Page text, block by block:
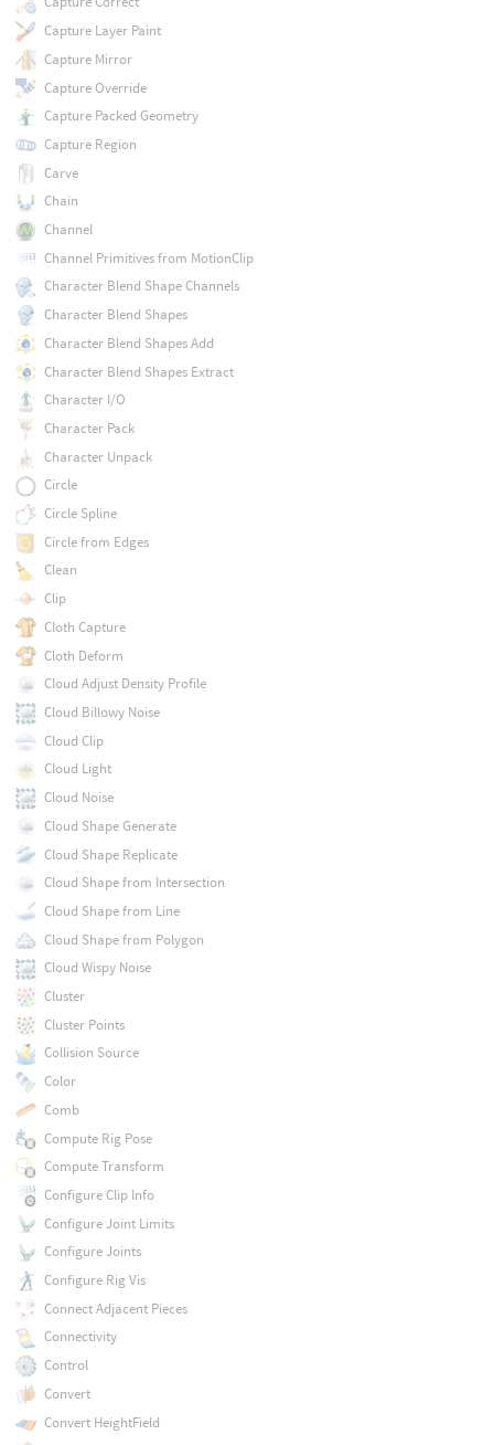
Capture Layer Paint
Capture Mirror
Capture Override
Capture Packed Geometry
Capture Region
Carve
Chain
Channel
Channel Primitives from MotionClip
Character Blend Shape Channels
Character Blend Shapes
Character Blend Shapes Add
Character Blend Shapes Extract
Character I/O
Character Pack
Character Unpack
Circle
Circle Spline
Circle from Edges
Clean
Clip
Cloth Capture
Cloth Deform
Cloud Adjust Density Profile
Cloud Billowy Noise
Cloud Clip
Cloud Light
Cloud Noise
Cloud Shape Generate
Cloud Shape Replicate
Cloud Shape from Intersection
Cloud Shape from Line
Cloud Shape from Polygon
Cloud Wispy Noise
Cluster
Cluster Points
Collision Source
Color
Comb
Compute Rig Pose
Compute Transform
Configure Clip Info
Configure Joint Limits
Configure Joints
Configure Rig Vis
Connect Adjacent Pieces
Connectivity
Control
Convert
Convert HeightField